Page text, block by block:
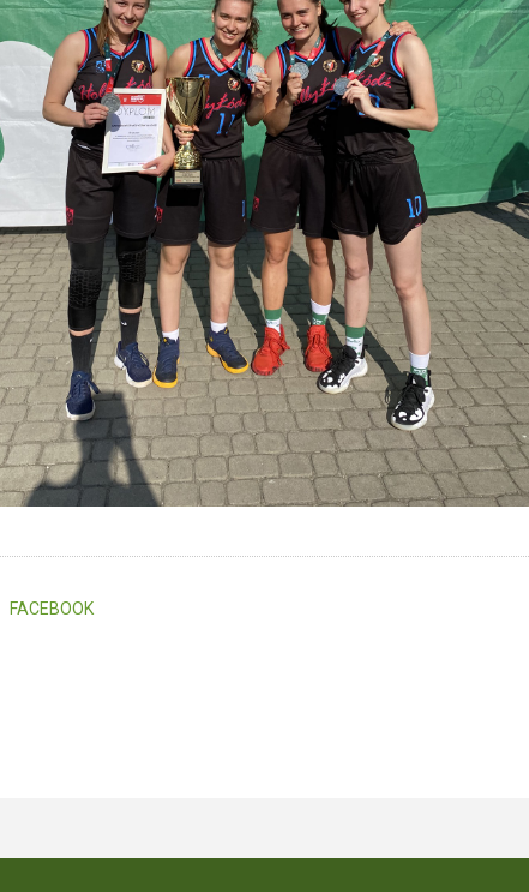
FACEBOOK